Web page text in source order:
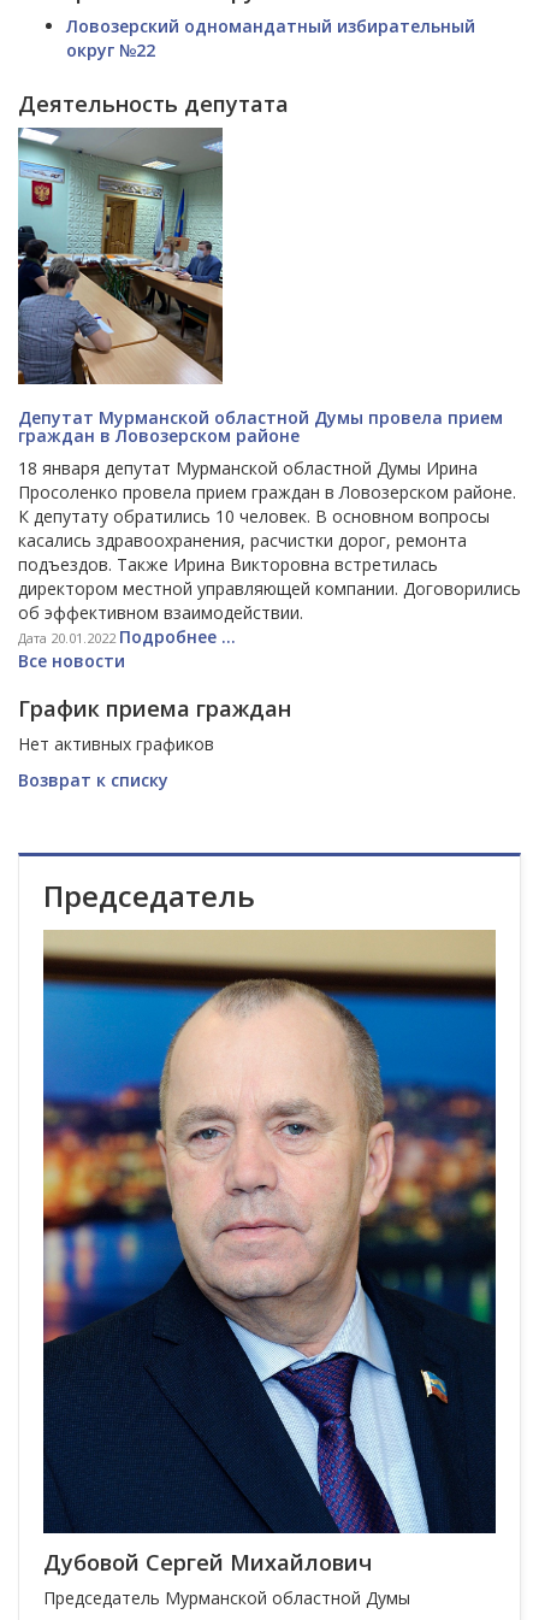
Ловозерский одномандатный избирательный
округ №22
Деятельность депутата
Депутат Мурманской областной Думы провела прием
граждан в Ловозерском районе
18 января депутат Мурманской областной Думы Ирина
Просоленко провела прием граждан в Ловозерском районе.
К депутату обратились 10 человек. В основном вопросы
касались здравоохранения, расчистки дорог, ремонта
подъездов. Также Ирина Викторовна встретилась
директором местной управляющей компании. Договорились
об эффективном взаимодействии.
Дата 20.01.2022 Подробнее ...
Все новости
График приема граждан
Нет активных графиков
Возврат к списку
Председатель
Дубовой Сергей Михайлович
Председатель Мурманской областной Думы